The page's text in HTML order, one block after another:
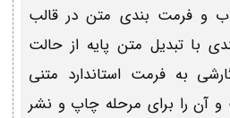
و فرمت بندی متن در قالب
با تبدیل متن پایه از حالت
به فرمت استاندارد متنی
و آن را برای مرحله چاپ و نشر